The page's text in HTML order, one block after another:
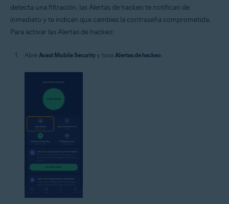
detecta una filtración, las Alertas de hackeo te notifican de
inmediato y te indican que cambies la contraseña comprometida.
Para activar las Alertas de hackeo:
Abre Avast Mobile Security y toca Alertas de hackeo